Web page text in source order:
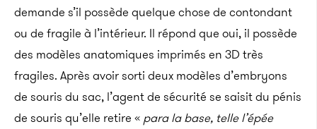
demande s’il possède quelque chose de contondant
ou de fragile à l’intérieur. Il répond que oui, il possède
des modèles anatomiques imprimés en 3D très
fragiles. Après avoir sorti deux modèles d’embryons
de souris du sac, l’agent de sécurité se saisit du pénis
de souris qu’elle retire « para la base, telle l’épée